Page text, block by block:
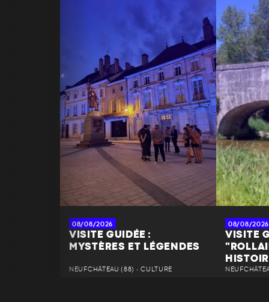
08/08/2026
VISITE GUIDÉE :
MYSTÈRES ET LÉGENDES
NEUFCHÂTEAU (88) • CULTURE
08/08/2026
VISITE